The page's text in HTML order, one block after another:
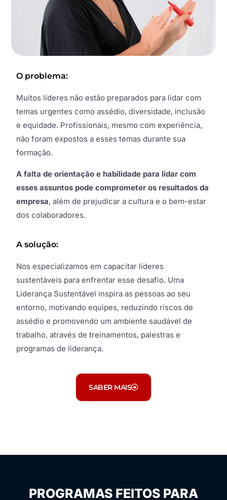
O problema:
Muitos líderes não estão preparados para lidar com
temas urgentes como assédio, diversidade, inclusão
e equidade. Profissionais, mesmo com experiência,
não foram expostos a esses temas durante sua
formação.
A falta de orientação e habilidade para lidar com
esses assuntos pode comprometer os resultados da
empresa, além de prejudicar a cultura e o bem-estar
dos colaboradores.
A solução:
Nos especializamos em capacitar líderes
sustentáveis para enfrentar esse desafio. Uma
Liderança Sustentável inspira as pessoas ao seu
entorno, motivando equipes, reduzindo riscos de
assédio e promovendo um ambiente saudável de
trabalho, através de treinamentos, palestras e
programas de liderança.
SABER MAIS
PROGRAMAS FEITOS PARA